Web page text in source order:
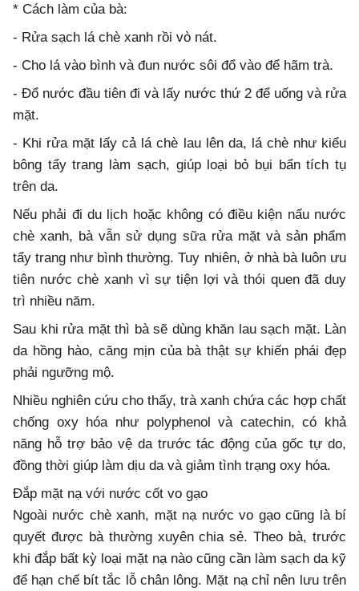
* Cách làm của bà:
- Rửa sạch lá chè xanh rồi vò nát.
- Cho lá vào bình và đun nước sôi đổ vào để hãm trà.
- Đổ nước đầu tiên đi và lấy nước thứ 2 để uống và rửa
mặt.
- Khi rửa mặt lấy cả lá chè lau lên da, lá chè như kiểu
bông tẩy trang làm sạch, giúp loại bỏ bụi bẩn tích tụ
trên da.
Nếu phải đi du lịch hoặc không có điều kiện nấu nước
chè xanh, bà vẫn sử dụng sữa rửa mặt và sản phẩm
tẩy trang như bình thường. Tuy nhiên, ở nhà bà luôn ưu
tiên nước chè xanh vì sự tiện lợi và thói quen đã duy
trì nhiều năm.
Sau khi rửa mặt thì bà sẽ dùng khăn lau sạch mặt. Làn
da hồng hào, căng mịn của bà thật sự khiến phái đẹp
phải ngưỡng mộ.
Nhiều nghiên cứu cho thấy, trà xanh chứa các hợp chất
chống oxy hóa như polyphenol và catechin, có khả
năng hỗ trợ bảo vệ da trước tác động của gốc tự do,
đồng thời giúp làm dịu da và giảm tình trạng oxy hóa.
Đắp mặt nạ với nước cốt vo gạo
Ngoài nước chè xanh, mặt nạ nước vo gạo cũng là bí
quyết được bà thường xuyên chia sẻ. Theo bà, trước
khi đắp bất kỳ loại mặt nạ nào cũng cần làm sạch da kỹ
để hạn chế bít tắc lỗ chân lông. Mặt nạ chỉ nên lưu trên